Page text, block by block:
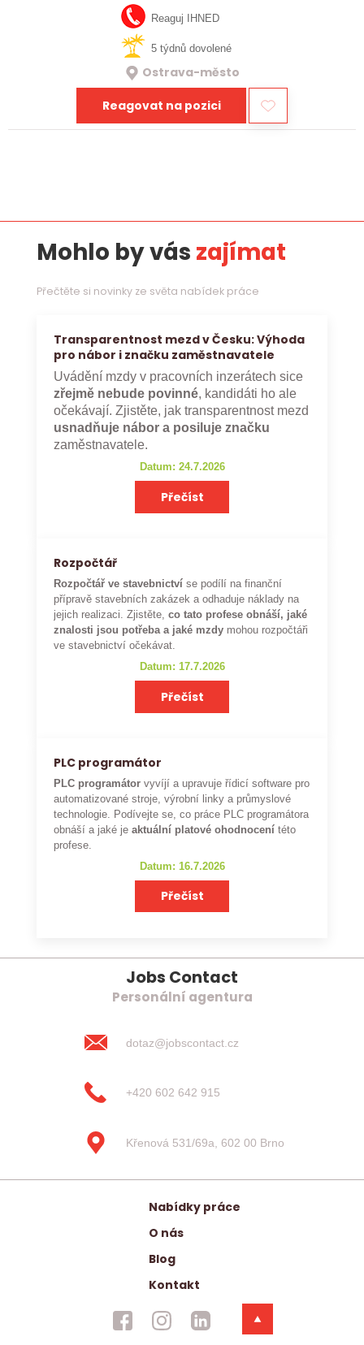
novou úroveň. Hledáme…Reaguj IHNED
5 týdnů dovolené
Ostrava-město
Reagovat na pozici
Mohlo by vás zajímat
Přečtěte si novinky ze světa nabídek práce
Transparentnost mezd v Česku: Výhoda
pro nábor i značku zaměstnavatele
Uvádění mzdy v pracovních inzerátech sice
zřejmě nebude povinné, kandidáti ho ale
očekávají. Zjistěte, jak transparentnost mezd
usnadňuje nábor a posiluje značku
zaměstnavatele.
Datum: 24.7.2026
Přečíst
Rozpočtář
Rozpočtář ve stavebnictví se podílí na finanční
přípravě stavebních zakázek a odhaduje náklady na
jejich realizaci. Zjistěte,co tato profese obnáší, jaké
znalosti jsou potřeba a jaké mzdy mohou rozpočtáři
ve stavebnictví očekávat.
Datum: 17.7.2026
Přečíst
PLC programátor
PLC programátor vyvíjí a upravuje řídicí software pro
automatizované stroje, výrobní linky a průmyslové
technologie. Podívejte se, co práce PLC programátora
obnáší a jaké je aktuální platové ohodnocení této
profese.
Datum: 16.7.2026
Přečíst
Jobs Contact
Personální agentura
dotaz@jobscontact.cz
+420 602 642 915
Křenová 531/69a, 602 00 Brno
Nabídky práce
O nás
Blog
Kontakt